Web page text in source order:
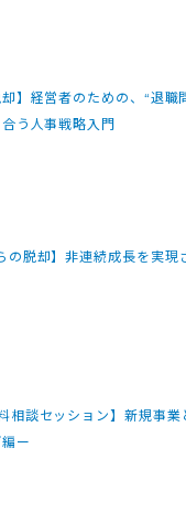
却】経営者のための、“退職
う人事戦略入門
の脱却】非連続成長を実現
相談セッション】新規事
ー